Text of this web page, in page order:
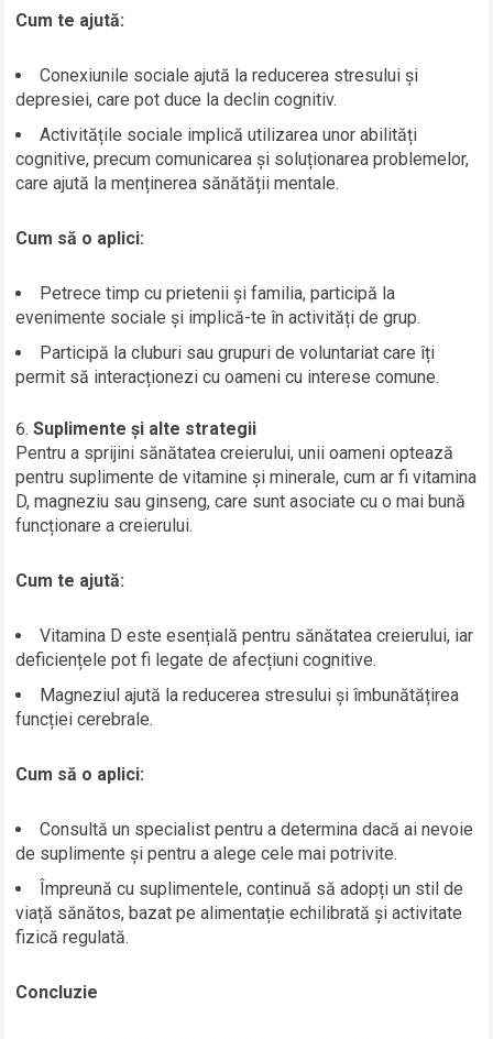
Cum te ajută:
Conexiunile sociale ajută la reducerea stresului și
depresiei, care pot duce la declin cognitiv.
Activitățile sociale implică utilizarea unor abilități
cognitive, precum comunicarea și soluționarea problemelor,
care ajută la menținerea sănătății mentale.
Cum să o aplici:
Petrece timp cu prietenii și familia, participă la
evenimente sociale și implică-te în activități de grup.
Participă la cluburi sau grupuri de voluntariat care îți
permit să interacționezi cu oameni cu interese comune.
Suplimente și alte strategii
Pentru a sprijini sănătatea creierului, unii oameni optează
pentru suplimente de vitamine și minerale, cum ar fi vitamina
D, magneziu sau ginseng, care sunt asociate cu o mai bună
funcționare a creierului.
Cum te ajută:
Vitamina D este esențială pentru sănătatea creierului, iar
deficiențele pot fi legate de afecțiuni cognitive.
Magneziul ajută la reducerea stresului și îmbunătățirea
funcției cerebrale.
Cum să o aplici:
Consultă un specialist pentru a determina dacă ai nevoie
de suplimente și pentru a alege cele mai potrivite.
Împreună cu suplimentele, continuă să adopți un stil de
viață sănătos, bazat pe alimentație echilibrată și activitate
fizică regulată.
Concluzie